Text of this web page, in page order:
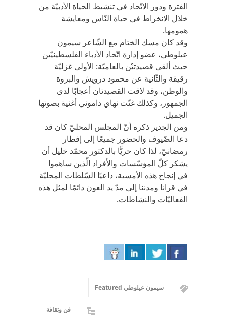
الفترة ودور الاتّحاد في تنشيط الحياة الأدبيّة من
خلال الانخراط في حياة النّاس ومعايشة
همومها.
وقد كان مسك الختام مع الشّاعر سيمون
عيلوطي، عضو إدارة اتّحاد الأدباء الفلسطينيّين
حيث ألقى قصيدتيْن بالعاميّة: الأولى غزليّة
رقيقة والثّانية عن محمود درويش والبروة
والوطن، وقد لاقت القصيدتان أعجابًا لدى
الجمهور، وكذلك غنّت نهاي داموني أغنية بصوتها
الجميل.
ومن الجدير ذكره أنّ المجلس المحليّ كان قد
دعا الضّيوف والحضور جميعًا إلى إفطار
رمضانيّ، لذا كان حريًّا بالدكتور محمّد خليل أن
يشكر كلّ المؤسّسات والأفراد الّذين ساهموا
في إنجاح هذه الأمسية، داعيًا السّلطات المحليّة
في قرانا ومدننا إلى مدّ يد العون دائمًا لمثل هذه
الفعاليّات والنشاطات.
سيمون عيلوطي Featured
فن وثقافة